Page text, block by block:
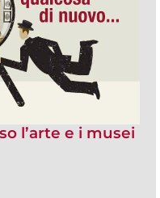
l’arte e i musei